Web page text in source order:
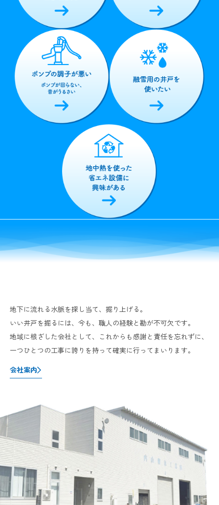
地下に流れる水脈を探し当て、掘り上げる。
いい井戸を掘るには、今も、職人の経験と勘が不可欠です。
地域に根ざした会社として、これからも感謝と責任を忘れずに、
一つひとつの工事に誇りを持って確実に行ってまいります。
会社案内